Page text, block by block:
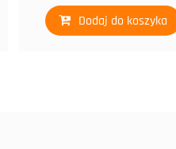
Dodaj do koszyka